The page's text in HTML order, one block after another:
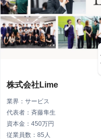
株式会社Lime
業界：サービス
代表者：斉藤隼生
資本金：450万円
従業員数：85人